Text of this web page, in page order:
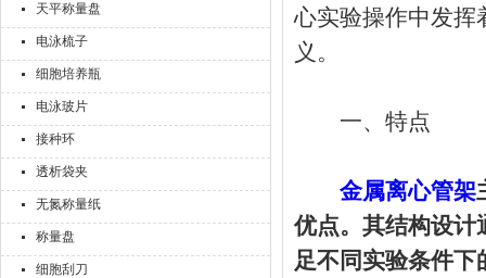
天平称量盘
电泳梳子
细胞培养瓶
电泳玻片
接种环
透析袋夹
无氮称量纸
称量盘
细胞刮刀
心实验操作中发挥
义。
一、特点
金属离心管架
优点。其结构设计
足不同实验条件下